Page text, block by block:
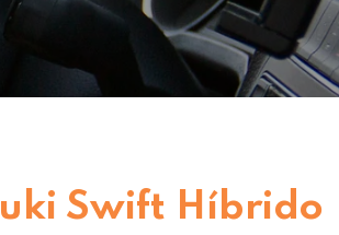
Swift Híbrido